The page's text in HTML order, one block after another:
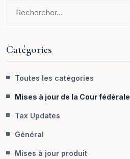
Catégories
Toutes les catégories
Mises à jour de la Cour fédérale
Tax Updates
Général
Mises à jour produit